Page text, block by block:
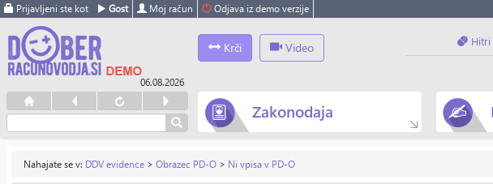
Prijavljeni ste kot Gost Moj račun Odjava iz demo verzije
06.08.2026
Krči Video Hitri
Zakonodaja
Nahajate se v: DDV evidence > Obrazec PD-O > Ni vpisa v PD-O